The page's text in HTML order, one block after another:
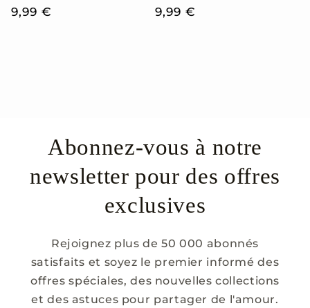
Prix
9,99 €
Prix
9,99 €
Abonnez-vous à notre
newsletter pour des offres
exclusives
Rejoignez plus de 50 000 abonnés
satisfaits et soyez le premier informé des
offres spéciales, des nouvelles collections
et des astuces pour partager de l'amour.